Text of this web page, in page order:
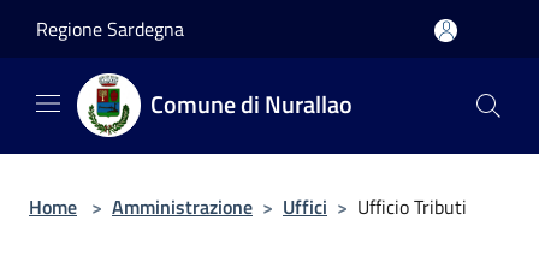
Regione Sardegna
Comune di Nurallao
Home > Amministrazione > Uffici > Ufficio Tributi